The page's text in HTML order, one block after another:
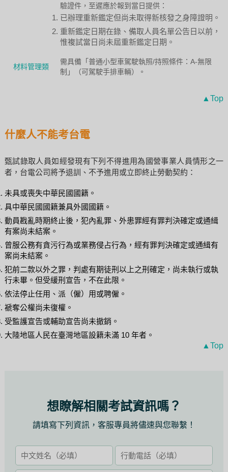
驗證件，至遲應於報到當日提供：
已辦理重新鑑定但尚未取得新核發之身障證明。
重新鑑定日期在錄、備取人員名單公告日以前，
惟複試當日尚未屆重新鑑定日期。
材料管理類
需具備「普通小型車駕駛執照/持照條件：A-無限
制」（可駕駛手排車輛）。
▲Top
什麼人不能考台電
甄試錄取人員如經發現有下列不得進用為國營事業人員情形之一
者，台電公司將予退訓、不予進用或立即終止勞動契約：
未具或喪失中華民國國籍。
具中華民國國籍兼具外國國籍。
動員戡亂時期終止後，犯內亂罪、外患罪經有罪判決確定或通緝
有案尚未結案。
曾服公務有貪污行為或業務侵占行為，經有罪判決確定或通緝有
案尚未結案。
犯前二款以外之罪，判處有期徒刑以上之刑確定，尚未執行或執
行未畢。但受緩刑宣告，不在此限。
依法停止任用、派（僱）用或聘僱。
褫奪公權尚未復權。
受監護宣告或輔助宣告尚未撤銷。
大陸地區人民在臺灣地區設籍未滿 10 年者。
▲Top
想瞭解相關考試資訊嗎？
請填寫下列資訊，客服專員將儘速與您聯繫！